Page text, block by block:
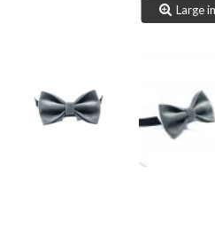
Large